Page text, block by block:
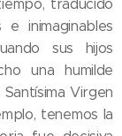
traducido
inimaginables
sus hijos
una humilde
Virgen
tenemos la